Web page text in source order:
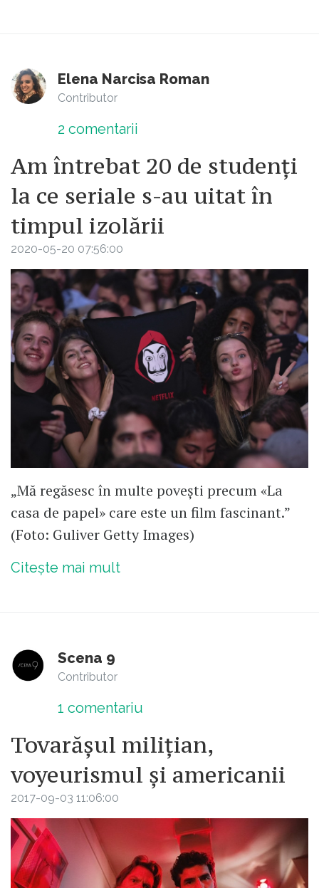
Elena Narcisa Roman
Contributor
2 comentarii
Am întrebat 20 de studenți
la ce seriale s-au uitat în
timpul izolării
2020-05-20 07:56:00
„Mă regăsesc în multe povești precum «La
casa de papel» care este un film fascinant.”
(Foto: Guliver Getty Images)
Citește mai mult
Scena 9
Contributor
1 comentariu
Tovarășul milițian,
voyeurismul și americanii
2017-09-03 11:06:00